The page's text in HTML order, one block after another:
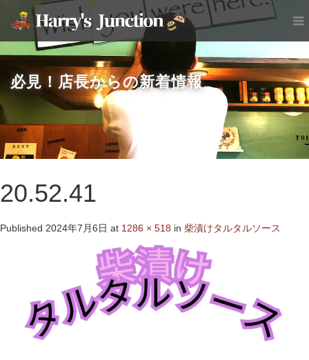
必見！店長からの新着情報
20.52.41
Published 2024年7月6日 at 1286 × 518 in 柴漬けタルタルソース